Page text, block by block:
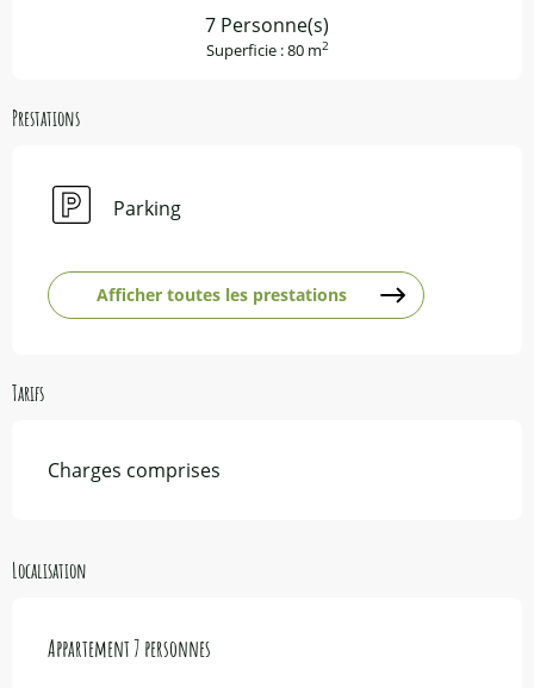
7 Personne(s)
Superficie : 80 m2
Prestations
Parking
Afficher toutes les prestations
Tarifs
Charges comprises
Localisation
Appartement 7 personnes